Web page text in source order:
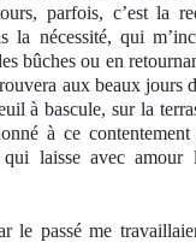
parfois, c’est la
la nécessité, qui
bûches ou en
aux beaux jours
à bascule, sur la
à ce
laisse avec amour
le passé me